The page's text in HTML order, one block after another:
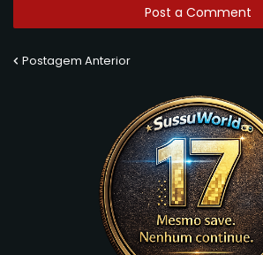
Post a Comment
Postagem Anterior